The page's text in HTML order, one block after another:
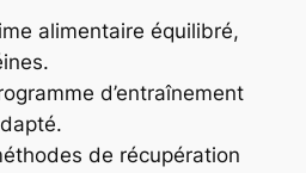
alimentaire équilibré,
d’entraînement
de récupération